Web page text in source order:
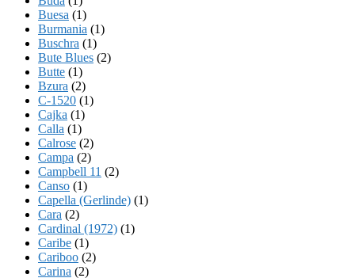
Buesa (1)
Burmania (1)
Buschra (1)
Bute Blues (2)
Butte (1)
Bzura (2)
C-1520 (1)
Cajka (1)
Calla (1)
Calrose (2)
Campa (2)
Campbell 11 (2)
Canso (1)
Capella (Gerlinde) (1)
Cara (2)
Cardinal (1972) (1)
Caribe (1)
Cariboo (2)
Carina (2)